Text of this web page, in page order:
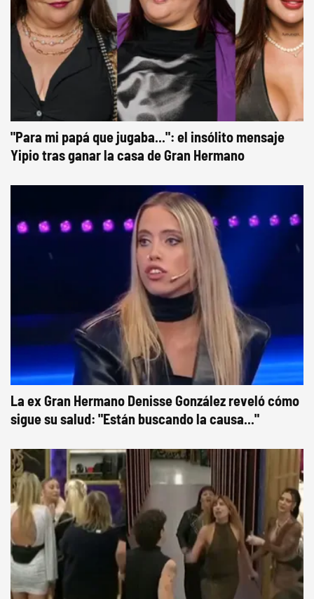
"Para mi papá que jugaba...": el insólito mensaje
Yipio tras ganar la casa de Gran Hermano
La ex Gran Hermano Denisse González reveló cómo
sigue su salud: "Están buscando la causa..."